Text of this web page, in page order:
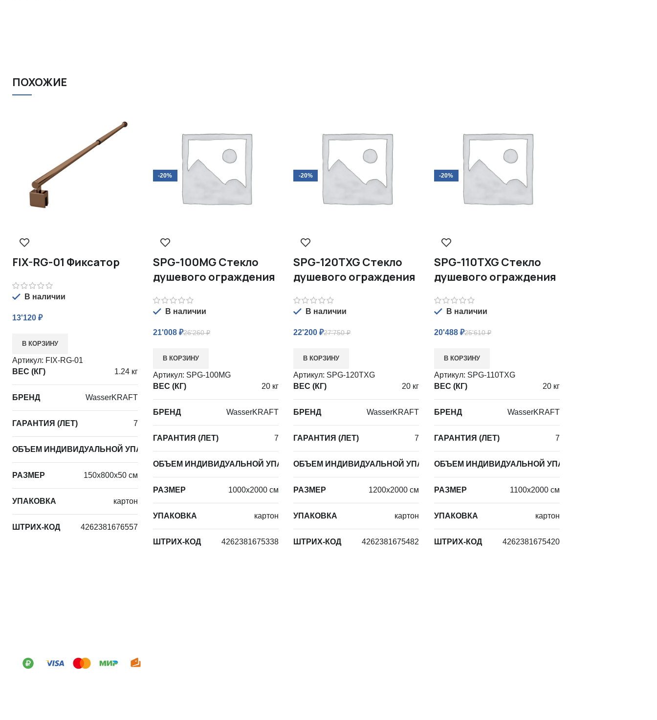
ПОХОЖИЕ
FIX-RG-01 Фиксатор
В наличии
13'120 ₽
В КОРЗИНУ
Артикул: FIX-RG-01
ВЕС (КГ)
1.24 кг
БРЕНД WasserKRAFT
ГАРАНТИЯ (ЛЕТ) 7
ОБЪЕМ ИНДИВИДУАЛЬНОЙ УПАКОВКИ ИЗДЕЛИЯ 0,0225
РАЗМЕР 150х800х50 см
УПАКОВКА картон
ШТРИХ-КОД 4262381676557
-20%
SPG-100MG Стекло
душевого ограждения
В наличии
21'008 ₽26'260₽
В КОРЗИНУ
Артикул: SPG-100MG
ВЕС (КГ)
20 кг
БРЕНД WasserKRAFT
ГАРАНТИЯ (ЛЕТ) 7
ОБЪЕМ ИНДИВИДУАЛЬНОЙ УПАКОВКИ ИЗДЕЛИЯ 0,1155
РАЗМЕР 1000х2000 см
УПАКОВКА картон
ШТРИХ-КОД 4262381675338
-20%
SPG-120TXG Стекло
душевого ограждения
В наличии
22'200 ₽27'750₽
В КОРЗИНУ
Артикул: SPG-120TXG
ВЕС (КГ)
20 кг
БРЕНД WasserKRAFT
ГАРАНТИЯ (ЛЕТ) 7
ОБЪЕМ ИНДИВИДУАЛЬНОЙ УПАКОВКИ ИЗДЕЛИЯ 0,1365
РАЗМЕР 1200х2000 см
УПАКОВКА картон
ШТРИХ-КОД 4262381675482
-20%
SPG-110TXG Стекло
душевого ограждения
В наличии
20'488 ₽25'610₽
В КОРЗИНУ
Артикул: SPG-110TXG
ВЕС (КГ)
20 кг
БРЕНД WasserKRAFT
ГАРАНТИЯ (ЛЕТ) 7
ОБЪЕМ ИНДИВИДУАЛЬНОЙ УПАКОВКИ ИЗДЕЛИЯ
РАЗМЕР 1100х2000 см
УПАКОВКА картон
ШТРИХ-КОД 4262381675420